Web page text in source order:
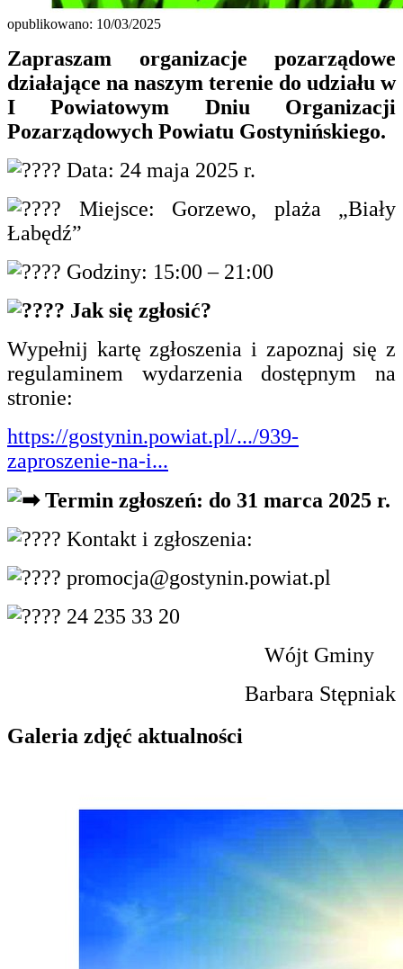
opublikowano: 10/03/2025
Zapraszam organizacje pozarządowe
działające na naszym terenie do udziału w
I Powiatowym Dniu Organizacji
Pozarządowych Powiatu Gostynińskiego.
Data: 24 maja 2025 r.
Miejsce: Gorzewo, plaża „Biały
Łabędź”
Godziny: 15:00 – 21:00
Jak się zgłosić?
Wypełnij kartę zgłoszenia i zapoznaj się z
regulaminem wydarzenia dostępnym na
stronie:
https://gostynin.powiat.pl/.../939-
zaproszenie-na-i...
Termin zgłoszeń: do 31 marca 2025 r.
Kontakt i zgłoszenia:
promocja@gostynin.powiat.pl
24 235 33 20
Wójt Gminy
Barbara Stępniak
Galeria zdjęć aktualności